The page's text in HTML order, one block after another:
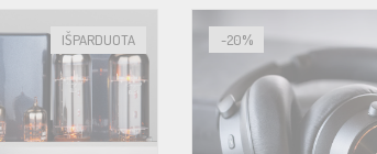
IŠPARDUOTA -20%